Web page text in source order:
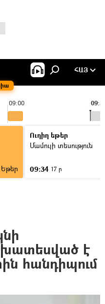
ՀԱՅ
09:00
Եթեր
Ուղիղ եթեր
Մամուլի տեսություն
09:34 17 ր
է
հանդիպում